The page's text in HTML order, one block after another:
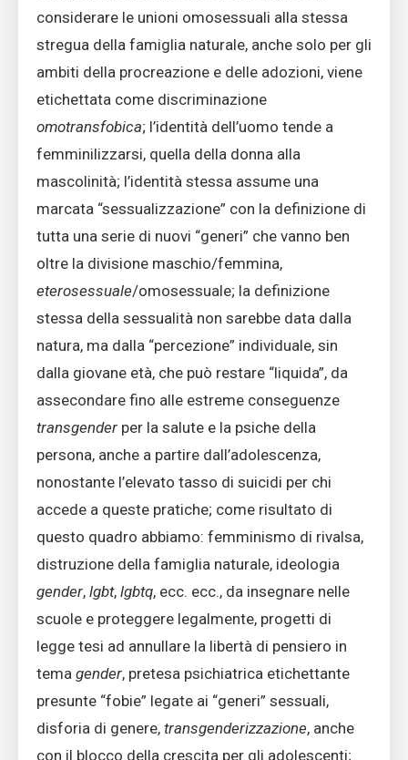
considerare le unioni omosessuali alla stessa
stregua della famiglia naturale, anche solo per gli
ambiti della procreazione e delle adozioni, viene
etichettata come discriminazione
omotransfobica; l’identità dell’uomo tende a
femminilizzarsi, quella della donna alla
mascolinità; l’identità stessa assume una
marcata “sessualizzazione” con la definizione di
tutta una serie di nuovi “generi” che vanno ben
oltre la divisione maschio/femmina,
eterosessuale/omosessuale; la definizione
stessa della sessualità non sarebbe data dalla
natura, ma dalla “percezione” individuale, sin
dalla giovane età, che può restare “liquida”, da
assecondare fino alle estreme conseguenze
transgender per la salute e la psiche della
persona, anche a partire dall’adolescenza,
nonostante l’elevato tasso di suicidi per chi
accede a queste pratiche; come risultato di
questo quadro abbiamo: femminismo di rivalsa,
distruzione della famiglia naturale, ideologia
gender, lgbt, lgbtq, ecc. ecc., da insegnare nelle
scuole e proteggere legalmente, progetti di
legge tesi ad annullare la libertà di pensiero in
tema gender, pretesa psichiatrica etichettante
presunte “fobie” legate ai “generi” sessuali,
disforia di genere, transgenderizzazione, anche
con il blocco della crescita per gli adolescenti;